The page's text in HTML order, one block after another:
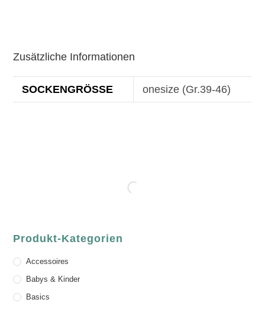
Zusätzliche Informationen
SOCKENGRÖSSE onesize (Gr.39-46)
Produkt-Kategorien
Accessoires
Babys & Kinder
Basics